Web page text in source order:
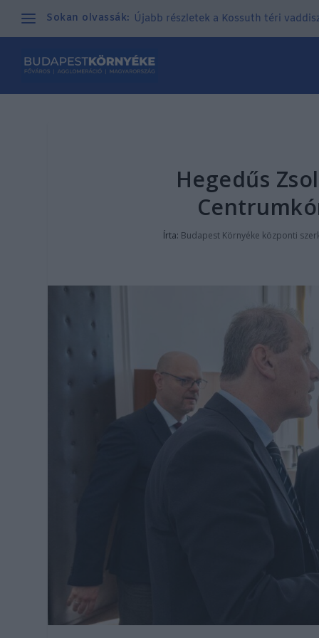
Sokan olvassák: Újabb részletek a Kossuth téri
Hegedűs
Írta: Budapest Környéke központi